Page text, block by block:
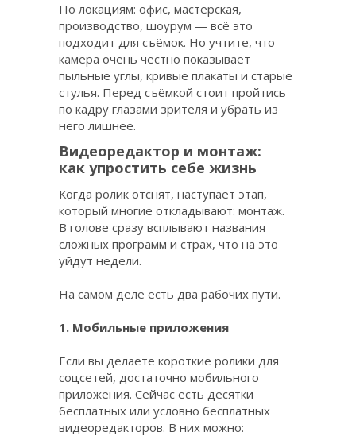
По локациям: офис, мастерская,
производство, шоурум — всё это
подходит для съёмок. Но учтите, что
камера очень честно показывает
пыльные углы, кривые плакаты и старые
стулья. Перед съёмкой стоит пройтись
по кадру глазами зрителя и убрать из
него лишнее.
Когда ролик отснят, наступает этап,
который многие откладывают: монтаж.
В голове сразу всплывают названия
сложных программ и страх, что на это
уйдут недели.
На самом деле есть два рабочих пути.
1. Мобильные приложения
Если вы делаете короткие ролики для
соцсетей, достаточно мобильного
приложения. Сейчас есть десятки
бесплатных или условно бесплатных
видеоредакторов. В них можно:
Видеоредактор и монтаж:
как упростить себе жизнь